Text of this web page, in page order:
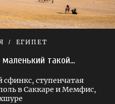
ЕГИПЕТ
такой…
ступенчатая
в Саккаре и Мемфис,